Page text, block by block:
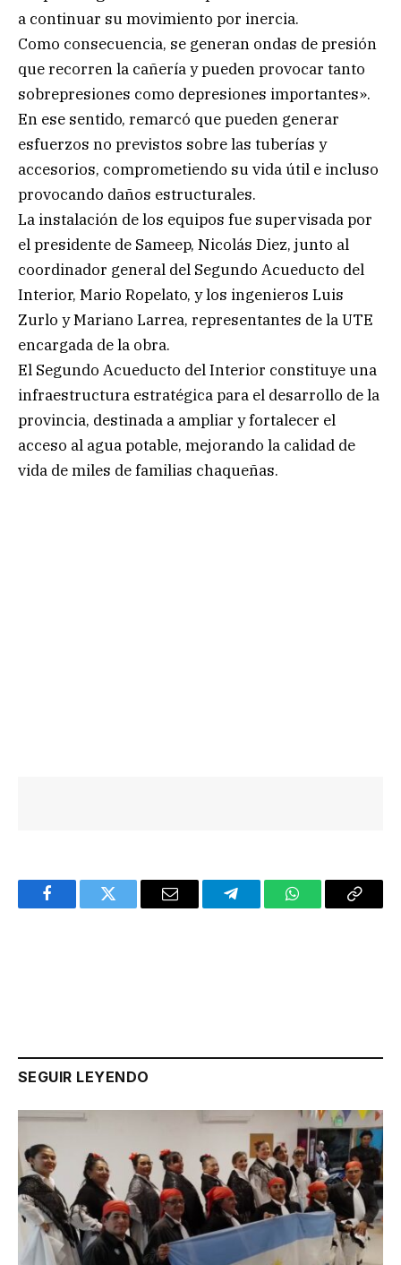
a continuar su movimiento por inercia.
Como consecuencia, se generan ondas de presión
que recorren la cañería y pueden provocar tanto
sobrepresiones como depresiones importantes».
En ese sentido, remarcó que pueden generar
esfuerzos no previstos sobre las tuberías y
accesorios, comprometiendo su vida útil e incluso
provocando daños estructurales.
La instalación de los equipos fue supervisada por
el presidente de Sameep, Nicolás Diez, junto al
coordinador general del Segundo Acueducto del
Interior, Mario Ropelato, y los ingenieros Luis
Zurlo y Mariano Larrea, representantes de la UTE
encargada de la obra.
El Segundo Acueducto del Interior constituye una
infraestructura estratégica para el desarrollo de la
provincia, destinada a ampliar y fortalecer el
acceso al agua potable, mejorando la calidad de
vida de miles de familias chaqueñas.
FacebookTwitter Email TelegramWhatsAppCopy
SEGUIR LEYENDO